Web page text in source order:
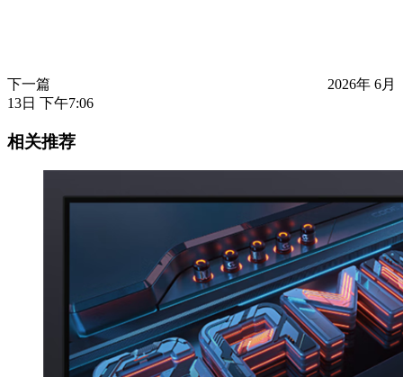
下一篇
2026年 6月
13日 下午7:06
相关推荐